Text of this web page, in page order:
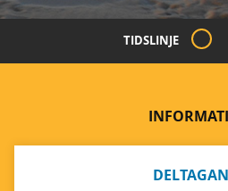
TIDSLINJE